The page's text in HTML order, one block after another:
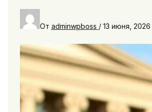
От adminwpboss / 13 июня, 2026